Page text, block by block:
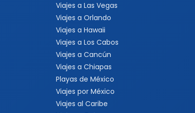
Viajes a Las Vegas
Viajes a Orlando
Viajes a Hawaii
Viajes a Los Cabos
Viajes a Cancún
Viajes a Chiapas
Playas de México
Viajes por México
Viajes al Caribe